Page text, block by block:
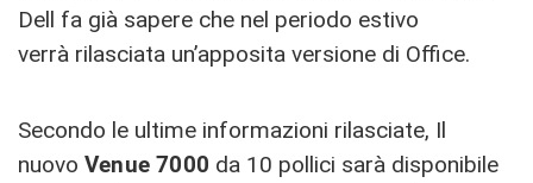
Dell fa già sapere che nel periodo estivo
verrà rilasciata un’apposita versione di Office.
Secondo le ultime informazioni rilasciate, Il
nuovo Venue 7000 da 10 pollici sarà disponibile